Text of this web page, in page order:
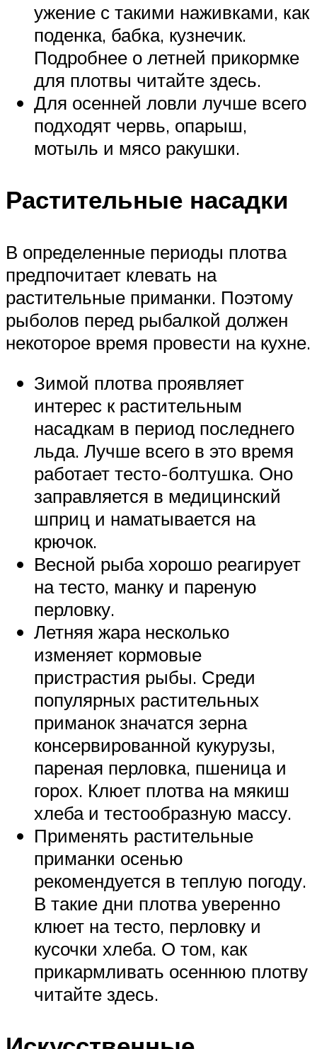
ужение с такими наживками, как
поденка, бабка, кузнечик.
Подробнее о летней прикормке
для плотвы читайте здесь.
Для осенней ловли лучше всего
подходят червь, опарыш,
мотыль и мясо ракушки.
Растительные насадки
В определенные периоды плотва
предпочитает клевать на
растительные приманки. Поэтому
рыболов перед рыбалкой должен
некоторое время провести на кухне.
Зимой плотва проявляет
интерес к растительным
насадкам в период последнего
льда. Лучше всего в это время
работает тесто-болтушка. Оно
заправляется в медицинский
шприц и наматывается на
крючок.
Весной рыба хорошо реагирует
на тесто, манку и пареную
перловку.
Летняя жара несколько
изменяет кормовые
пристрастия рыбы. Среди
популярных растительных
приманок значатся зерна
консервированной кукурузы,
пареная перловка, пшеница и
горох. Клюет плотва на мякиш
хлеба и тестообразную массу.
Применять растительные
приманки осенью
рекомендуется в теплую погоду.
В такие дни плотва уверенно
клюет на тесто, перловку и
кусочки хлеба. О том, как
прикармливать осеннюю плотву
читайте здесь.